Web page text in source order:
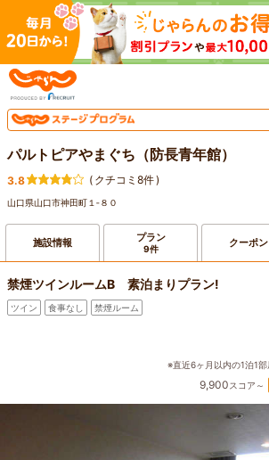
パルトピアやまぐち（防長青年館）
3.8 ( クチコミ8件)
山口県山口市神田町１‐８０
施設情報 プラン
9件 クーポン
禁煙ツインルームB 素泊まりプラン!
ツイン 食事なし 禁煙ルーム
※直近6ヶ月以内の1泊1
9,900スコア～